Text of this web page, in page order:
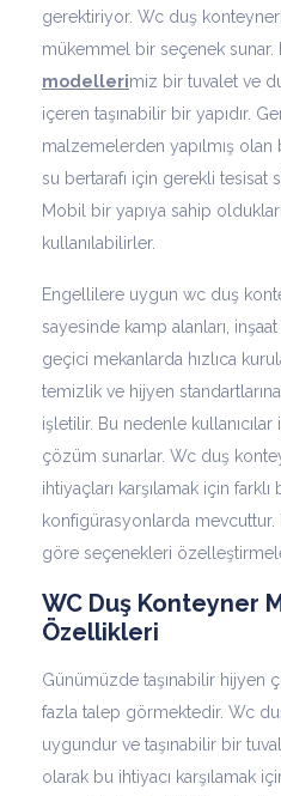
gerektiriyor. Wc duş
mükemmel bir seçenek sunar.
modellerimiz bir tuvalet ve
içeren taşınabilir bir yapıdır.
malzemelerden yapılmış olan
su bertarafı için gerekli tesisat
Mobil bir yapıya sahip
kullanılabilirler.
Engellilere uygun wc duş
sayesinde kamp alanları,
geçici mekanlarda hızlıca
temizlik ve hijyen
işletilir. Bu nedenle
çözüm sunarlar. Wc duş
ihtiyaçları karşılamak için
konfigürasyonlarda mevcuttur.
göre seçenekleri
WC Duş Konteyner
Özellikleri
Günümüzde taşınabilir hijyen
fazla talep görmektedir. Wc
uygundur ve taşınabilir bir
olarak bu ihtiyacı karşılamak